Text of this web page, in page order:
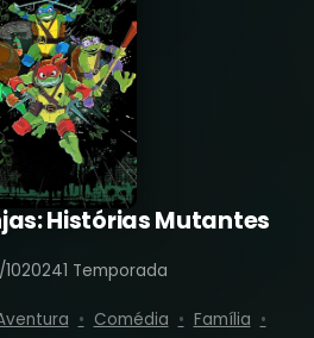
Histórias Mutantes
1020241 Temporada
Comédia Família